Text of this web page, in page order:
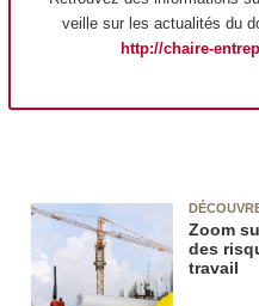
veille sur les actualités du
http://chaire-
Zoom
des
travail